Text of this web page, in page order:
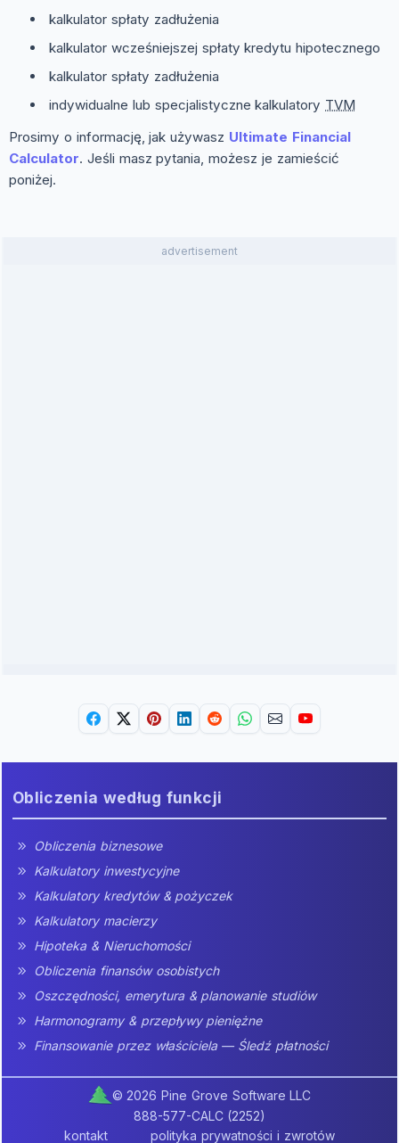
kalkulator spłaty zadłużenia
kalkulator wcześniejszej spłaty kredytu hipotecznego
kalkulator spłaty zadłużenia
indywidualne lub specjalistyczne kalkulatory TVM
Prosimy o informację, jak używasz Ultimate Financial
Calculator. Jeśli masz pytania, możesz je zamieścić
poniżej.
advertisement
Obliczenia według funkcji
Obliczenia biznesowe
Kalkulatory inwestycyjne
Kalkulatory kredytów & pożyczek
Kalkulatory macierzy
Hipoteka & Nieruchomości
Obliczenia finansów osobistych
Oszczędności, emerytura & planowanie studiów
Harmonogramy & przepływy pieniężne
Finansowanie przez właściciela — Śledź płatności
© 2026 Pine Grove Software LLC
888-577-CALC (2252)
kontakt
polityka prywatności i zwrotów